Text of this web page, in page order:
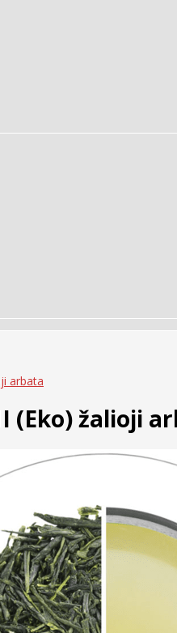
arbata
(Eko) žalioji